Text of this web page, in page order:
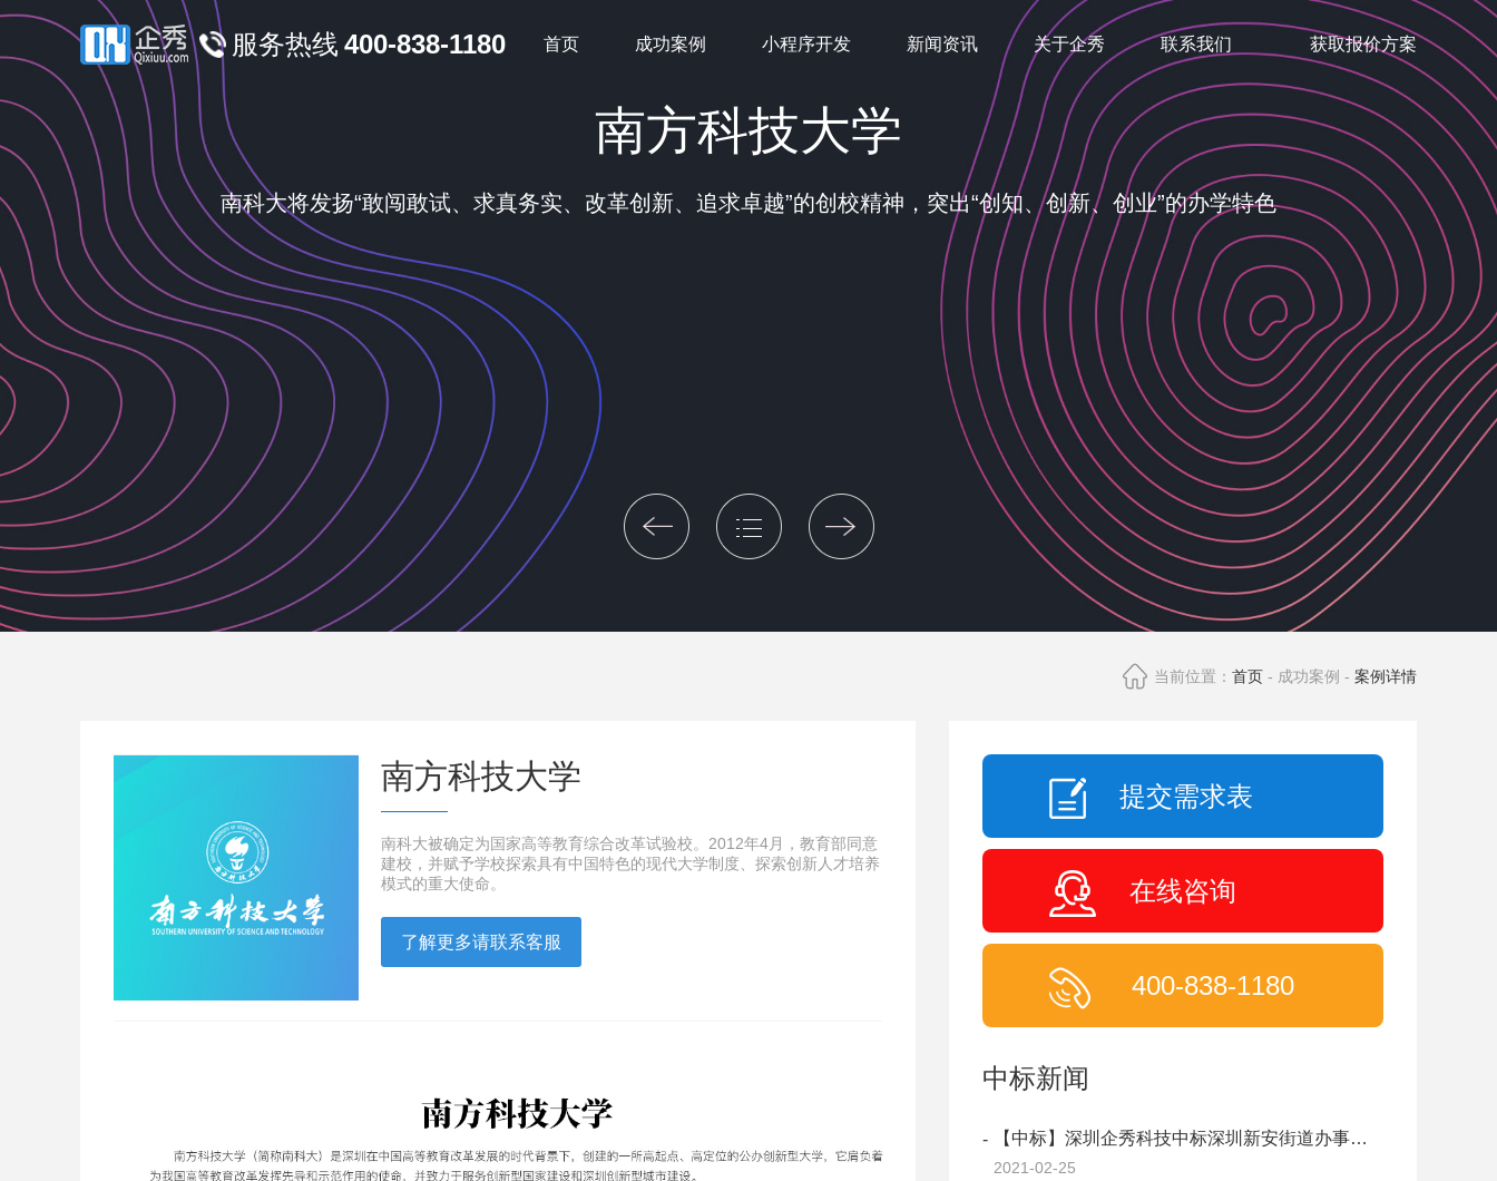
服务热线 400-838-1180 获取报价方案
首页 成功案例 小程序开发 新闻资讯 关于企秀 联系我们
南方科技大学
南科大将发扬“敢闯敢试、求真务实、改革创新、追求卓越”的创校精神，突出“创知、创新、创业”的办学特色
当前位置： 首页 - 成功案例 - 案例详情
提交需求表
在线咨询
400-838-1180
中标新闻
【中标】深圳企秀科技中标深圳新安街道办事处全年技术服务
2021-02-25
南方科技大学
南科大被确定为国家高等教育综合改革试验校。2012年4月，教育部同意
建校，并赋予学校探索具有中国特色的现代大学制度、探索创新人才培养
模式的重大使命。
了解更多请联系客服